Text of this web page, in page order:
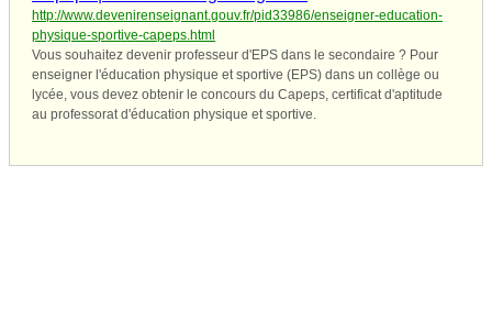
http://www.devenirenseignant.gouv.fr/pid33986/enseigner-education-
physique-sportive-capeps.html
Vous souhaitez devenir professeur d'EPS dans le secondaire ? Pour
enseigner l'éducation physique et sportive (EPS) dans un collège ou
lycée, vous devez obtenir le concours du Capeps, certificat d'aptitude
au professorat d'éducation physique et sportive.